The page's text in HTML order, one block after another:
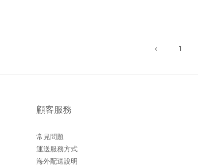
1
顧客服務
常見問題
運送服務方式
海外配送說明